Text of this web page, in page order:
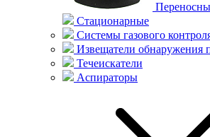
Стационарные
Системы газового
Извещатели обнаружения
Течеискатели
Аспираторы